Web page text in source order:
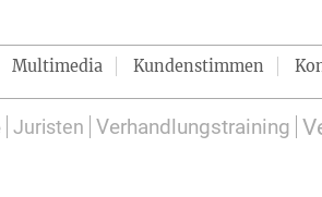
Multimedia Kundenstimmen
Juristen Verhandlungstraining